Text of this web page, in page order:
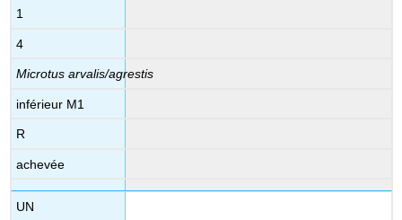
1
4
Microtus arvalis/agrestis
inférieur M1
R
achevée
UN